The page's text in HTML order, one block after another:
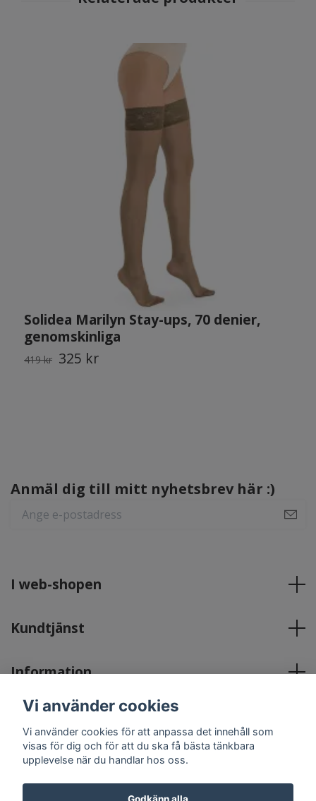
Solidea Marilyn Stay-ups, 70 denier,
genomskinliga
419 kr 325 kr
Anmäl dig till mitt nyhetsbrev här :)
I web-shopen
Kundtjänst
Information
Sociala medier
Vi använder cookies
Vi använder cookies för att anpassa det innehåll som
visas för dig och för att du ska få bästa tänkbara
upplevelse när du handlar hos oss.
Godkänn alla